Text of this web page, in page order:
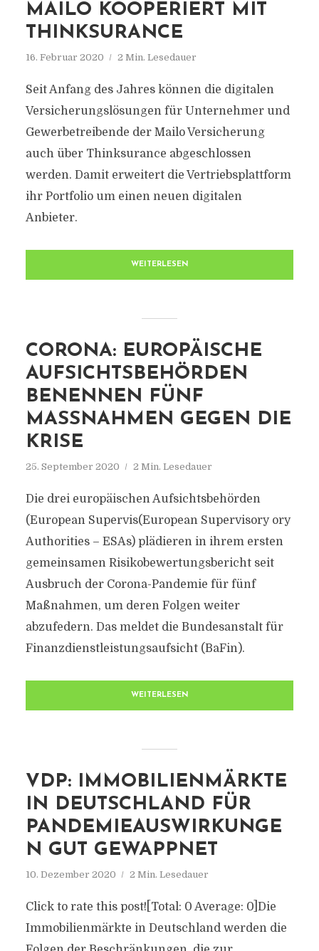
MAILO KOOPERIERT MIT
THINKSURANCE
16. Februar 2020 2 Min. Lesedauer
Seit Anfang des Jahres können die digitalen
Versicherungslösungen für Unternehmer und
Gewerbetreibende der Mailo Versicherung
auch über Thinksurance abgeschlossen
werden. Damit erweitert die Vertriebsplattform
ihr Portfolio um einen neuen digitalen
Anbieter.
WEITERLESEN
CORONA: EUROPÄISCHE
AUFSICHTSBEHÖRDEN
BENENNEN FÜNF
MASSNAHMEN GEGEN DIE K
RISE
25. September 2020 2 Min. Lesedauer
Die drei europäischen Aufsichtsbehörden
(European Supervis(European Supervisory ory
Authorities – ESAs) plädieren in ihrem ersten
gemeinsamen Risikobewertungsbericht seit
Ausbruch der Corona-Pandemie für fünf
Maßnahmen, um deren Folgen weiter
abzufedern. Das meldet die Bundesanstalt für
Finanzdienstleistungsaufsicht (BaFin).
WEITERLESEN
VDP: IMMOBILIENMÄRKTE
IN DEUTSCHLAND FÜR
PANDEMIEAUSWIRKUNGE
N GUT GEWAPPNET
10. Dezember 2020 2 Min. Lesedauer
Click to rate this post![Total: 0 Average: 0]Die
Immobilienmärkte in Deutschland werden die